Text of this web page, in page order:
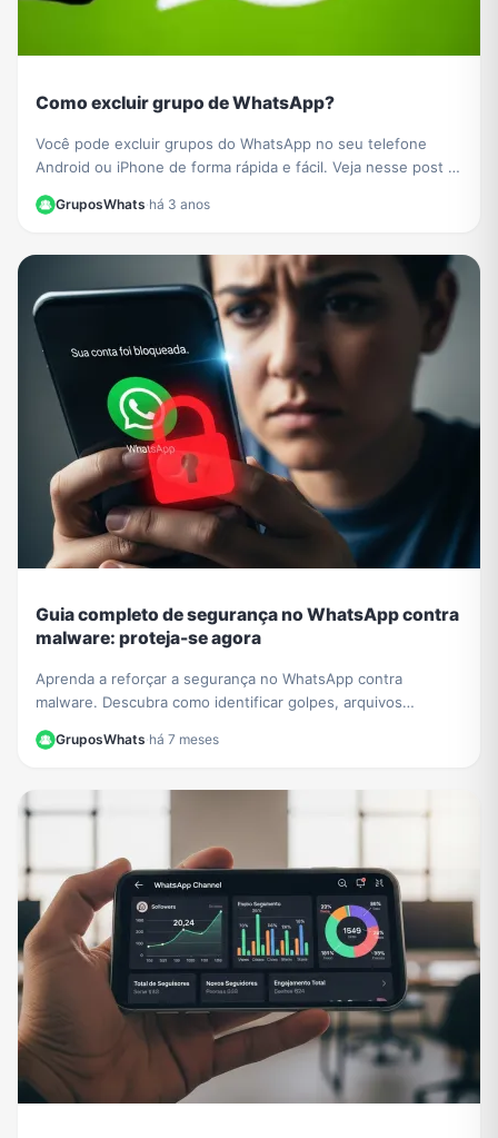
Como excluir grupo de WhatsApp?
Você pode excluir grupos do WhatsApp no ​​seu telefone
Android ou iPhone de forma rápida e fácil. Veja nesse post o
GruposWhats·há 3 anos
Guia completo de segurança no WhatsApp contra
malware: proteja-se agora
Aprenda a reforçar a segurança no WhatsApp contra
malware. Descubra como identificar golpes, arquivos
dados.
GruposWhats·há 7 meses